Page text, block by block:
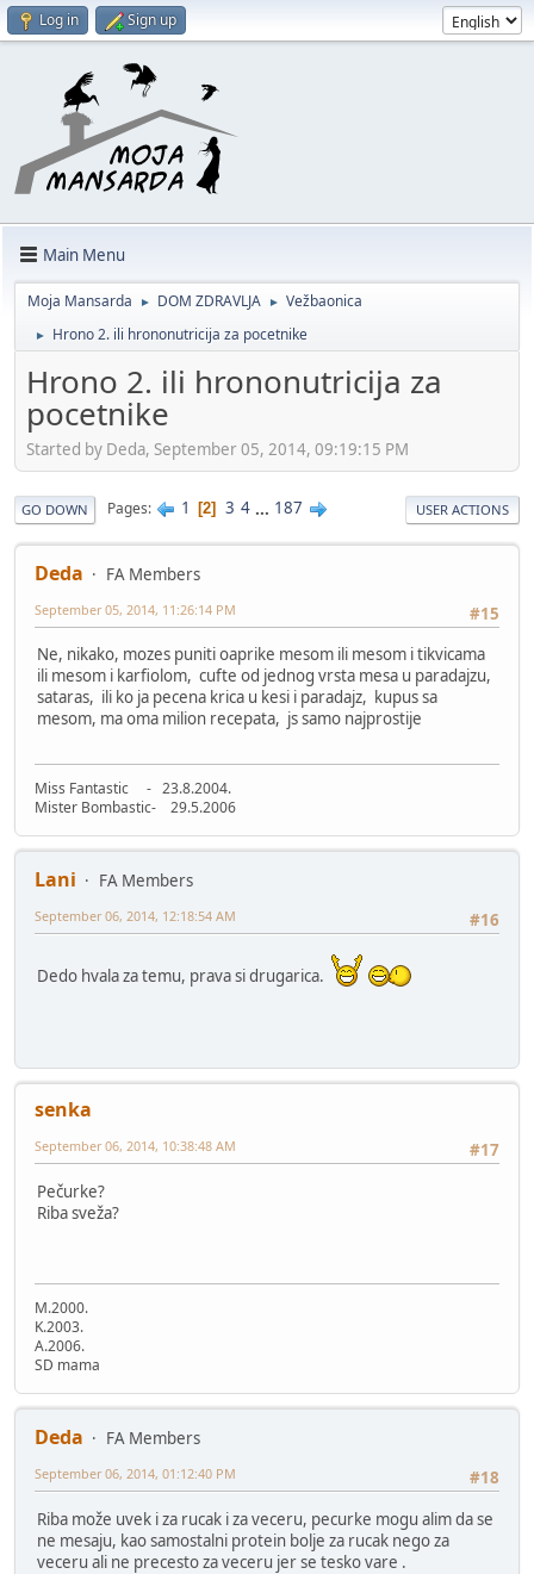
Log in Sign up
Main Menu
Moja Mansarda ► DOM ZDRAVLJA ► Vežbaonica
► Hrono 2. ili hrononutricija za pocetnike
Hrono 2. ili hrononutricija za
pocetnike
Started by Deda, September 05, 2014, 09:19:15 PM
GO DOWN Pages 1 2 3 4 ... 187 USER ACTIONS
Deda
FA Members
#15
September 05, 2014, 11:26:14 PM
Ne, nikako, mozes puniti oaprike mesom ili mesom i tikvicama
ili mesom i karfiolom, cufte od jednog vrsta mesa u paradajzu,
sataras, ili ko ja pecena krica u kesi i paradajz, kupus sa
mesom, ma oma milion recepata, js samo najprostije
Miss Fantastic - 23.8.2004.
Mister Bombastic- 29.5.2006
Lani
FA Members
#16
September 06, 2014, 12:18:54 AM
Dedo hvala za temu, prava si drugarica.
senka
#17
September 06, 2014, 10:38:48 AM
Pečurke?
Riba sveža?
M.2000.
K.2003.
A.2006.
SD mama
Deda
FA Members
#18
September 06, 2014, 01:12:40 PM
Riba može uvek i za rucak i za veceru, pecurke mogu alim da se
ne mesaju, kao samostalni protein bolje za rucak nego za
veceru ali ne precesto za veceru jer se tesko vare .